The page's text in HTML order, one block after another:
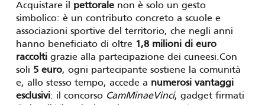
Acquistare il pettoralenon è solo un gesto
simbolico: è un contributo concreto a scuole e
associazioni sportive del territorio, che negli anni
hanno beneficiato di oltre 1,8 milioni di euro
raccoltigrazie alla partecipazione dei cuneesi.Con
soli 5 euro, ogni partecipante sostiene la comunità
e, allo stesso tempo, accede a numerosi vantaggi
esclusivi: il concorso CamMinaeVinci, gadget firmati